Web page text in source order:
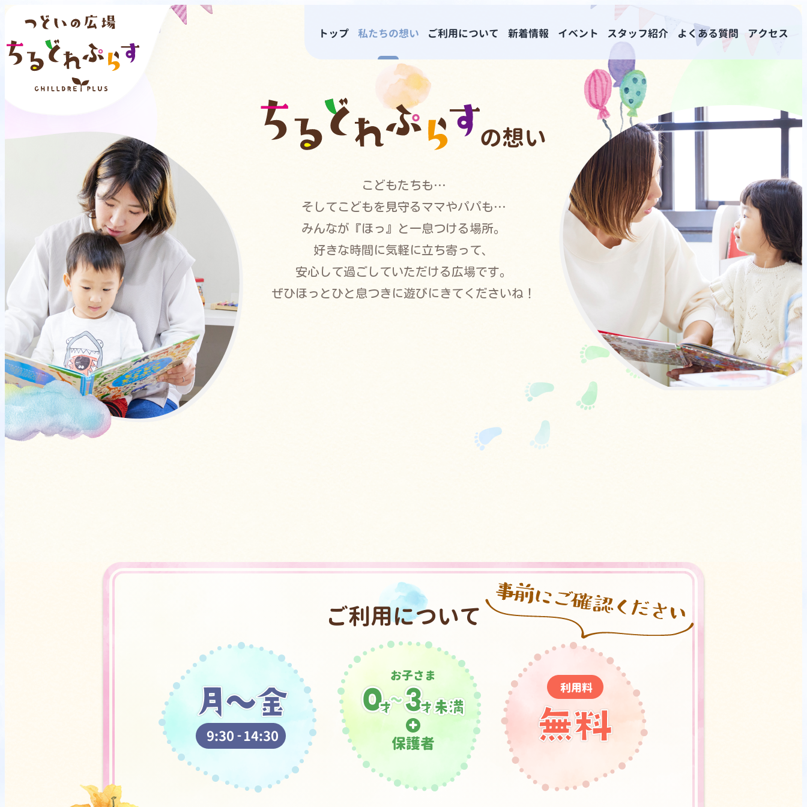
トップ 私たちの想い ご利用について 新着情報 イベント スタッフ紹介 よくある質問 アクセス
こどももおとなも
みんなが笑顔になれる場所
行きたい時に好きなだけ。気軽に遊びにいけるつどいの広場”ちるどれぷらす”
たくさんのおもちゃと一緒に、ほっと一息つきながらお話しできる空間をご用意しております♪ の想い
こどもたちも…
そしてこどもを見守るママやパパも…
みんなが『ほっ』と一息つける場所。
好きな時間に気軽に立ち寄って、
安心して過ごしていただける広場です。
ぜひほっとひと息つきに遊びにきてくださいね！
ご利用について